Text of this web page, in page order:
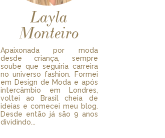
Layla
Monteiro
Apaixonada por moda
desde criança, sempre
soube que seguiria carreira
no universo fashion. Formei
em Design de Moda e após
intercâmbio em Londres,
voltei ao Brasil cheia de
ideias e comecei meu blog.
Desde então já são 9 anos
dividindo...